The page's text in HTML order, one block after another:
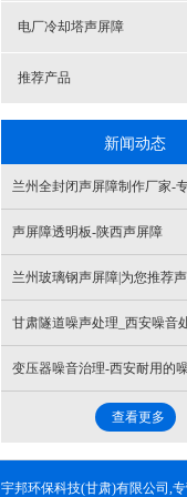
电厂冷却塔声屏障
推荐产品
新闻动态
兰州全封闭声屏障制作厂家-专业的
声屏障透明板-陕西声屏障
兰州玻璃钢声屏障|为您推荐
甘肃隧道噪声处理_西安噪音处理选宇邦
变压器噪音治理-西安耐用的
查看更多
宇邦环保科技(甘肃)有限公司,